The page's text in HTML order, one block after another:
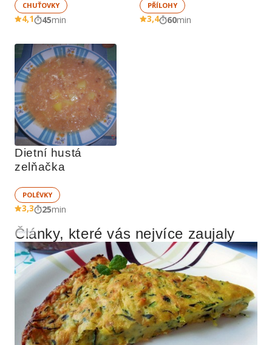
CHUŤOVKY
4,1 45min
PŘÍLOHY
3,4 60min
Dietní hustá
zelňačka
POLÉVKY
3,3 25min
Reklama
Články, které vás nejvíce zaujaly